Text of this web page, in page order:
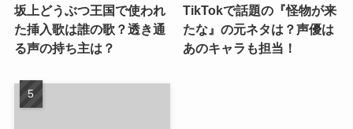
坂上どうぶつ王国で使われ
た挿入歌は誰の歌？透き通
る声の持ち主は？
TikTokで話題の『怪物が来
たな』の元ネタは？声優は
あのキャラも担当！